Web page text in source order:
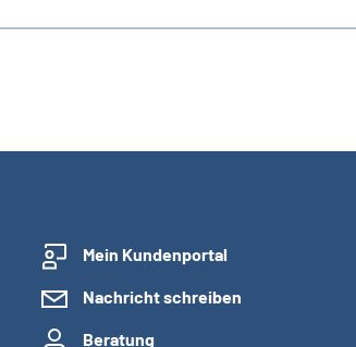
Mein Kundenportal
Nachricht schreiben
Beratung